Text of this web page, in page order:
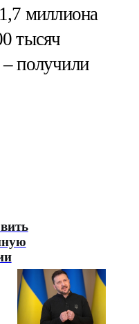
миллиона
тысяч
получили